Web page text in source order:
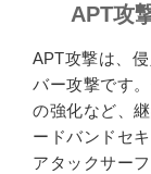
APT攻
APT攻撃は、
バー攻撃です
の強化など、
ードバンドセ
アタックサー